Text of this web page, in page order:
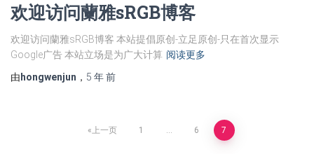
欢迎访问蘭雅sRGB博客
欢迎访问蘭雅sRGB博客 本站提倡原创-立足原创-只在首次显示
Google广告 本站立场是为广大计算 阅读更多
由 hongwenjun ， 5 年前
上一页 1 … 6 7